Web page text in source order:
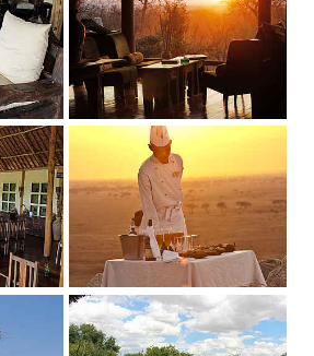
Show larger version
Show larger version